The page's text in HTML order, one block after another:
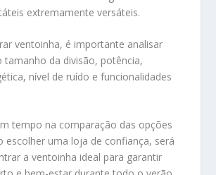
extremamente versáteis.
ventoinha, é importante analisar
da divisão, potência,
nível de ruído e funcionalidades
tempo na comparação das opções
escolher uma loja de confiança, será
a ventoinha ideal para garantir